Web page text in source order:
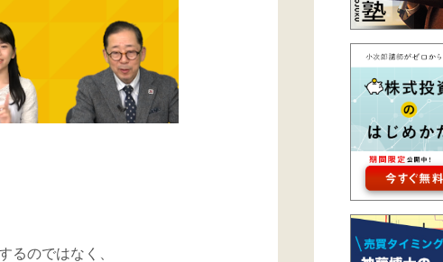
るのではなく、